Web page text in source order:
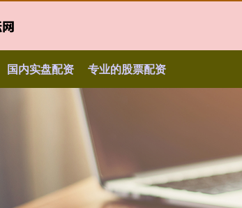
国内实盘配资 专业的股票配资